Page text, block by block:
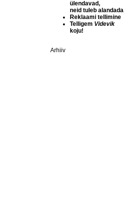
ülendavad,
neid tuleb alandada
Reklaami tellimine
Telligem Videvik
koju!
Arhiiv